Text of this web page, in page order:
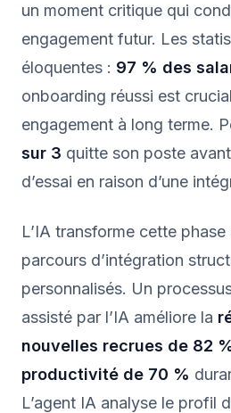
un moment critique qui
engagement futur. Les
éloquentes : 97 % des
onboarding réussi est
engagement à long terme.
sur 3 quitte son poste
d’essai en raison d’une
L’IA transforme cette
parcours d’intégration
personnalisés. Un
assisté par l’IA améliore la
nouvelles recrues de 82
productivité de 70 %
L’agent IA analyse le profil